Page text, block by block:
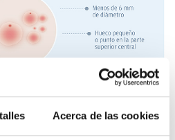
Acerca de las cookies